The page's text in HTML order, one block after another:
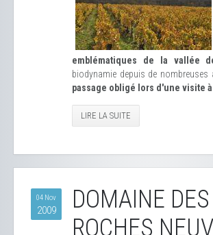
emblématiques de la vallée
biodynamie depuis de nombreuses
passage obligé lors d'une visite
LIRE LA SUITE
04 Nov
2009
DOMAINE DES
ROCHES